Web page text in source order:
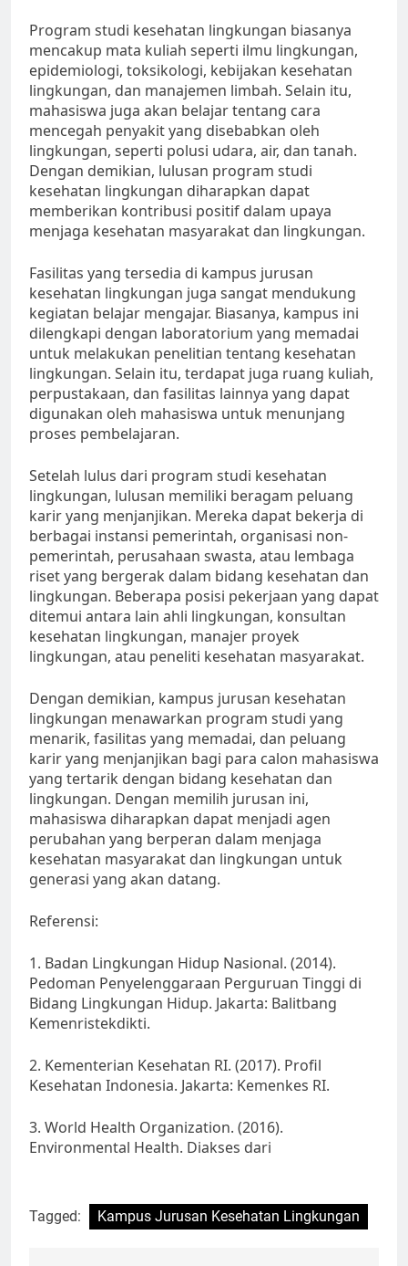
Program studi kesehatan lingkungan biasanya
mencakup mata kuliah seperti ilmu lingkungan,
epidemiologi, toksikologi, kebijakan kesehatan
lingkungan, dan manajemen limbah. Selain itu,
mahasiswa juga akan belajar tentang cara
mencegah penyakit yang disebabkan oleh
lingkungan, seperti polusi udara, air, dan tanah.
Dengan demikian, lulusan program studi
kesehatan lingkungan diharapkan dapat
memberikan kontribusi positif dalam upaya
menjaga kesehatan masyarakat dan lingkungan.
Fasilitas yang tersedia di kampus jurusan
kesehatan lingkungan juga sangat mendukung
kegiatan belajar mengajar. Biasanya, kampus ini
dilengkapi dengan laboratorium yang memadai
untuk melakukan penelitian tentang kesehatan
lingkungan. Selain itu, terdapat juga ruang kuliah,
perpustakaan, dan fasilitas lainnya yang dapat
digunakan oleh mahasiswa untuk menunjang
proses pembelajaran.
Setelah lulus dari program studi kesehatan
lingkungan, lulusan memiliki beragam peluang
karir yang menjanjikan. Mereka dapat bekerja di
berbagai instansi pemerintah, organisasi non-
pemerintah, perusahaan swasta, atau lembaga
riset yang bergerak dalam bidang kesehatan dan
lingkungan. Beberapa posisi pekerjaan yang dapat
ditemui antara lain ahli lingkungan, konsultan
kesehatan lingkungan, manajer proyek
lingkungan, atau peneliti kesehatan masyarakat.
Dengan demikian, kampus jurusan kesehatan
lingkungan menawarkan program studi yang
menarik, fasilitas yang memadai, dan peluang
karir yang menjanjikan bagi para calon mahasiswa
yang tertarik dengan bidang kesehatan dan
lingkungan. Dengan memilih jurusan ini,
mahasiswa diharapkan dapat menjadi agen
perubahan yang berperan dalam menjaga
kesehatan masyarakat dan lingkungan untuk
generasi yang akan datang.
Referensi:
1. Badan Lingkungan Hidup Nasional. (2014).
Pedoman Penyelenggaraan Perguruan Tinggi di
Bidang Lingkungan Hidup. Jakarta: Balitbang
Kemenristekdikti.
2. Kementerian Kesehatan RI. (2017). Profil
Kesehatan Indonesia. Jakarta: Kemenkes RI.
3. World Health Organization. (2016).
Environmental Health. Diakses dari
Tagged: Kampus Jurusan Kesehatan Lingkungan